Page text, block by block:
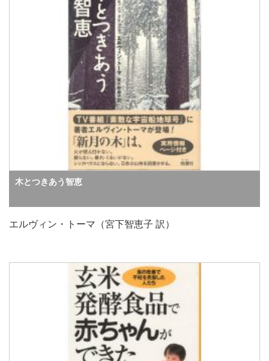
木とつきあう智恵
エルヴィン・トーマ（宮下智恵子 訳）